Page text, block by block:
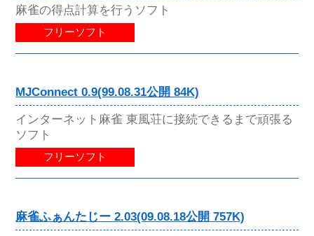
麻雀の得点計算を行うソフト
フリーソフト
MJConnect 0.9(99.08.31公開 84K)
インターネット麻雀 東風荘に接続できるまで頑張る
ソフト
フリーソフト
麻雀ふぁんたじー 2.03(09.08.18公開 757K)